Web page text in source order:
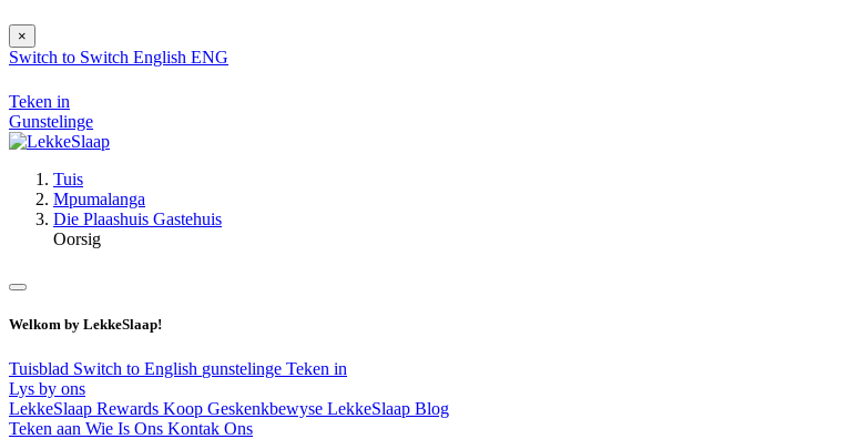
×
Switch to Switch English ENG
Teken in
Gunstelinge
Tuis
Mpumalanga
Die Plaashuis Gastehuis
Oorsig
Welkom by LekkeSlaap!
Tuisblad Switch to English gunstelinge Teken in
Lys by ons
LekkeSlaap Rewards Koop Geskenkbewyse LekkeSlaap Blog
Teken aan Wie Is Ons Kontak Ons